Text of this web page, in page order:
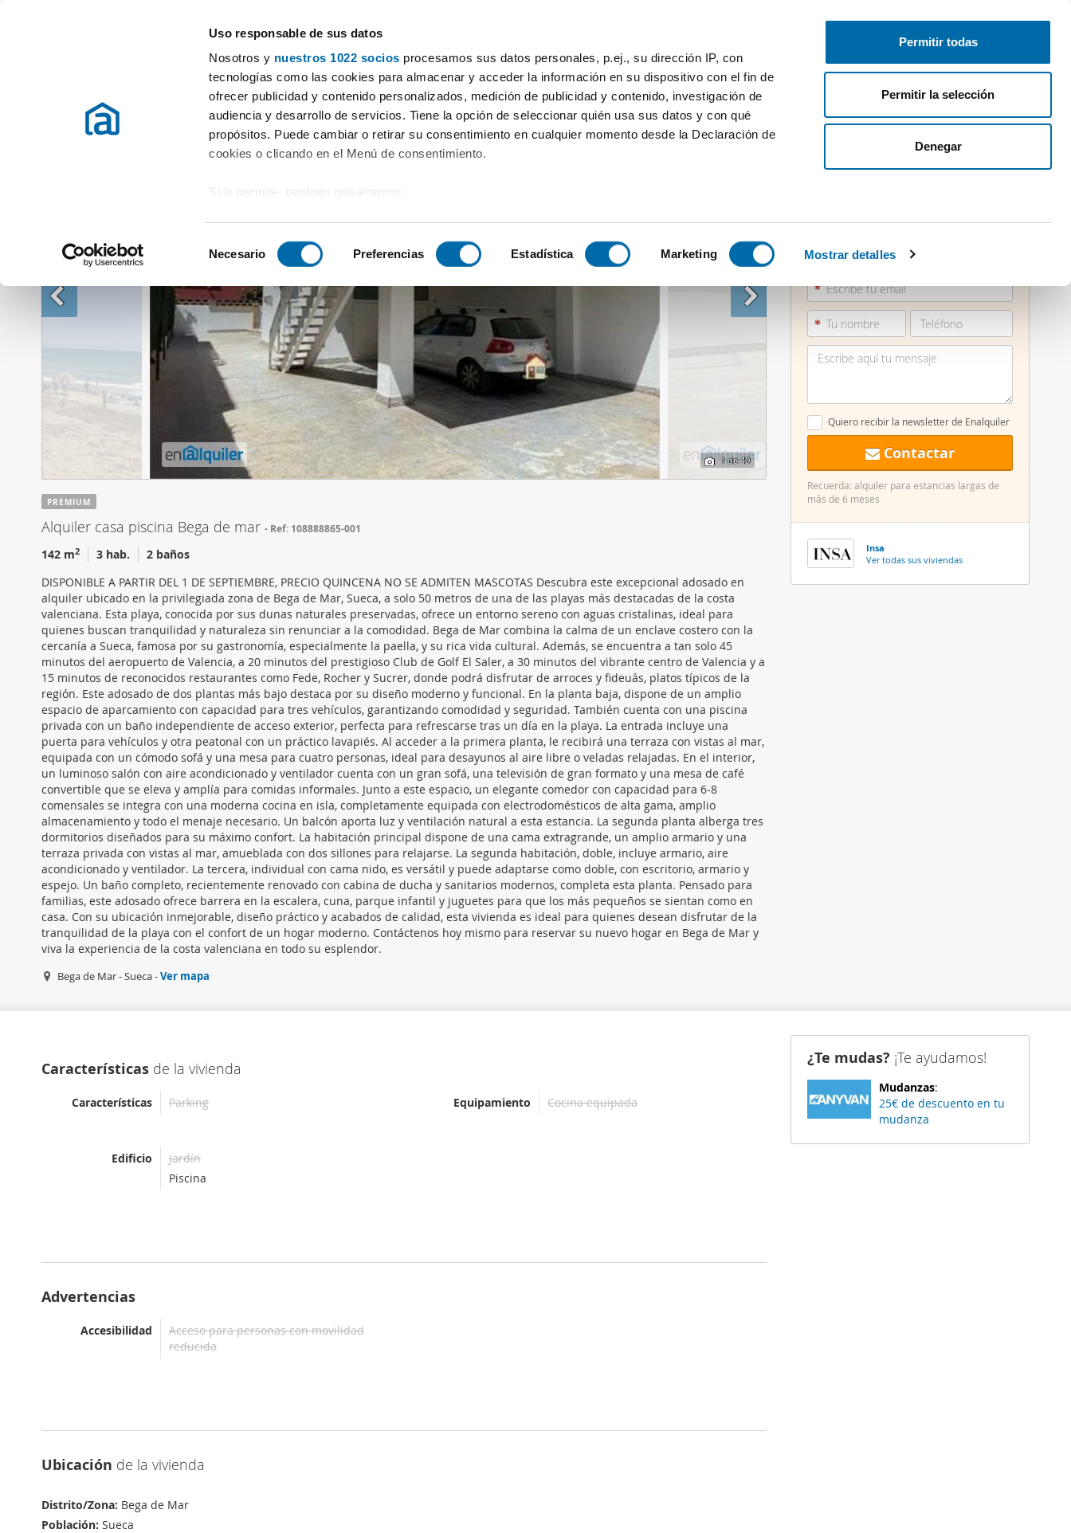
Uso responsable de sus datos
Nosotros y nuestros 1022 socios procesamos sus datos personales, p.ej., su dirección IP, con
tecnologías como las cookies para almacenar y acceder la información en su dispositivo con el fin de
ofrecer publicidad y contenido personalizados, medición de publicidad y contenido, investigación de
audiencia y desarrollo de servicios. Tiene la opción de seleccionar quién usa sus datos y con qué
propósitos. Puede cambiar o retirar su consentimiento en cualquier momento desde la Declaración de
cookies o clicando en el Menú de consentimiento.
Si lo permite, también quisiéramos:
Identificar su dispositivo analizándolo activamente para buscar características específicas (huellas
Obtenga más información sobre cómo se procesan sus datos personales y establezca sus
preferencias en lasección de datos
. Puede cambiar o retirar su consentimiento en cualquier momento
en la Declaración de cookies.
Las cookies de este sitio web se usan para personalizar el contenido y los anuncios, ofrecer funciones
de redes sociales y analizar el tráfico. Además, compartimos información sobre el uso que haga del
sitio web con nuestros partners de redes sociales, publicidad y análisis web, quienes pueden
combinarla con otra información que les haya proporcionado o que hayan recopilado a partir del uso
que haya hecho de sus servicios.
e
e
c
i
c
e
i
m
i
e
n
t
o
Necesario Preferencias Estadística Marketing Mostrar detalles
Permitir todas
Permitir la selección
Denegar
Publica gratis Inicia sesión
Alquiler Casas Sueca Alquiler casa piscina Bega de mar
1de 40
865 73... Ver teléfono
Quiero recibir la newsletter de Enalquiler
Contactar
Recuerda: alquiler para estancias largas de
más de 6 meses
Insa
Ver todas sus viviendas
PREMIUM
Alquiler casa piscina Bega de mar Ref: 108888865-001
142 m2 3 hab.
2 baños
DISPONIBLE A PARTIR DEL 1 DE SEPTIEMBRE, PRECIO QUINCENA NO SE ADMITEN MASCOTAS Descubra este excepcional adosado en
alquiler ubicado en la privilegiada zona de Bega de Mar, Sueca, a solo 50 metros de una de las playas más destacadas de la costa
valenciana. Esta playa, conocida por sus dunas naturales preservadas, ofrece un entorno sereno con aguas cristalinas, ideal para
quienes buscan tranquilidad y naturaleza sin renunciar a la comodidad. Bega de Mar combina la calma de un enclave costero con la
cercanía a Sueca, famosa por su gastronomía, especialmente la paella, y su rica vida cultural. Además, se encuentra a tan solo 45
minutos del aeropuerto de Valencia, a 20 minutos del prestigioso Club de Golf El Saler, a 30 minutos del vibrante centro de Valencia y a
15 minutos de reconocidos restaurantes como Fede, Rocher y Sucrer, donde podrá disfrutar de arroces y fideuás, platos típicos de la
región. Este adosado de dos plantas más bajo destaca por su diseño moderno y funcional. En la planta baja, dispone de un amplio
espacio de aparcamiento con capacidad para tres vehículos, garantizando comodidad y seguridad. También cuenta con una piscina
privada con un baño independiente de acceso exterior, perfecta para refrescarse tras un día en la playa. La entrada incluye una
puerta para vehículos y otra peatonal con un práctico lavapiés. Al acceder a la primera planta, le recibirá una terraza con vistas al mar,
equipada con un cómodo sofá y una mesa para cuatro personas, ideal para desayunos al aire libre o veladas relajadas. En el interior,
un luminoso salón con aire acondicionado y ventilador cuenta con un gran sofá, una televisión de gran formato y una mesa de café
convertible que se eleva y amplía para comidas informales. Junto a este espacio, un elegante comedor con capacidad para 6-8
comensales se integra con una moderna cocina en isla, completamente equipada con electrodomésticos de alta gama, amplio
almacenamiento y todo el menaje necesario. Un balcón aporta luz y ventilación natural a esta estancia. La segunda planta alberga tres
dormitorios diseñados para su máximo confort. La habitación principal dispone de una cama extragrande, un amplio armario y una
terraza privada con vistas al mar, amueblada con dos sillones para relajarse. La segunda habitación, doble, incluye armario, aire
acondicionado y ventilador. La tercera, individual con cama nido, es versátil y puede adaptarse como doble, con escritorio, armario y
espejo. Un baño completo, recientemente renovado con cabina de ducha y sanitarios modernos, completa esta planta. Pensado para
familias, este adosado ofrece barrera en la escalera, cuna, parque infantil y juguetes para que los más pequeños se sientan como en
casa. Con su ubicación inmejorable, diseño práctico y acabados de calidad, esta vivienda es ideal para quienes desean disfrutar de la
tranquilidad de la playa con el confort de un hogar moderno. Contáctenos hoy mismo para reservar su nuevo hogar en Bega de Mar y
viva la experiencia de la costa valenciana en todo su esplendor.
Bega de Mar - Sueca -Ver mapa
Características de la vivienda
Características Parking Equipamiento Cocina equipada
Edificio
Jardín
Piscina
Advertencias
Accesibilidad
Acceso para personas con movilidad
reducida
Ubicación de la vivienda
Distrito/Zona: Bega de Mar
Población: Sueca
¿Te mudas? ¡Te ayudamos!
Mudanzas:
25€ de descuento en tu
mudanza